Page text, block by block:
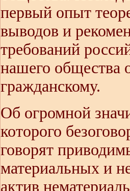
первый опыт
выводов и
требований
нашего общества
гражданскому.
Об огромной
которого
говорят
материальных и
актив